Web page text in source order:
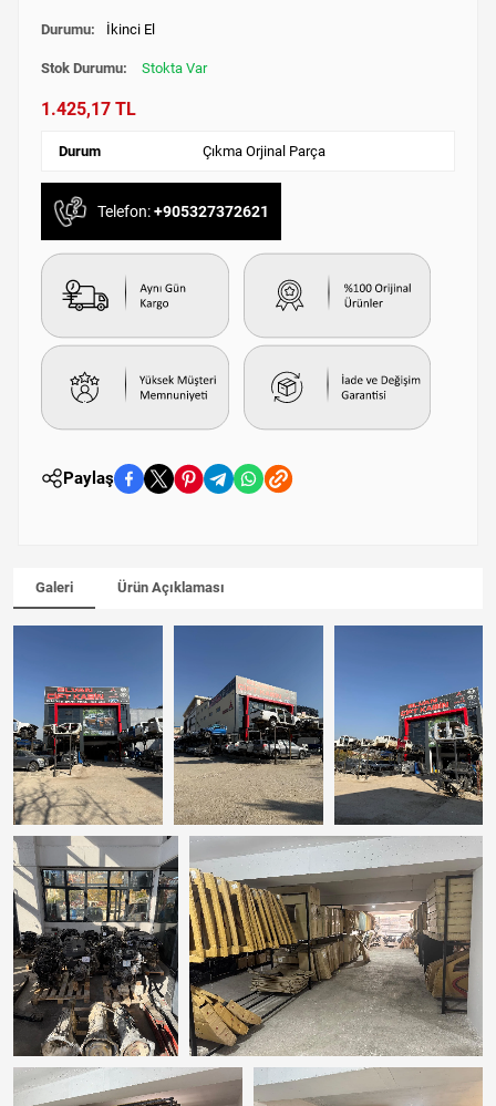
Durumu: İkinci El
Stok Durumu: Stokta Var
1.425,17 TL
Durum Çıkma Orjinal Parça
Telefon:+905327372621
Paylaş
Galeri Ürün Açıklaması